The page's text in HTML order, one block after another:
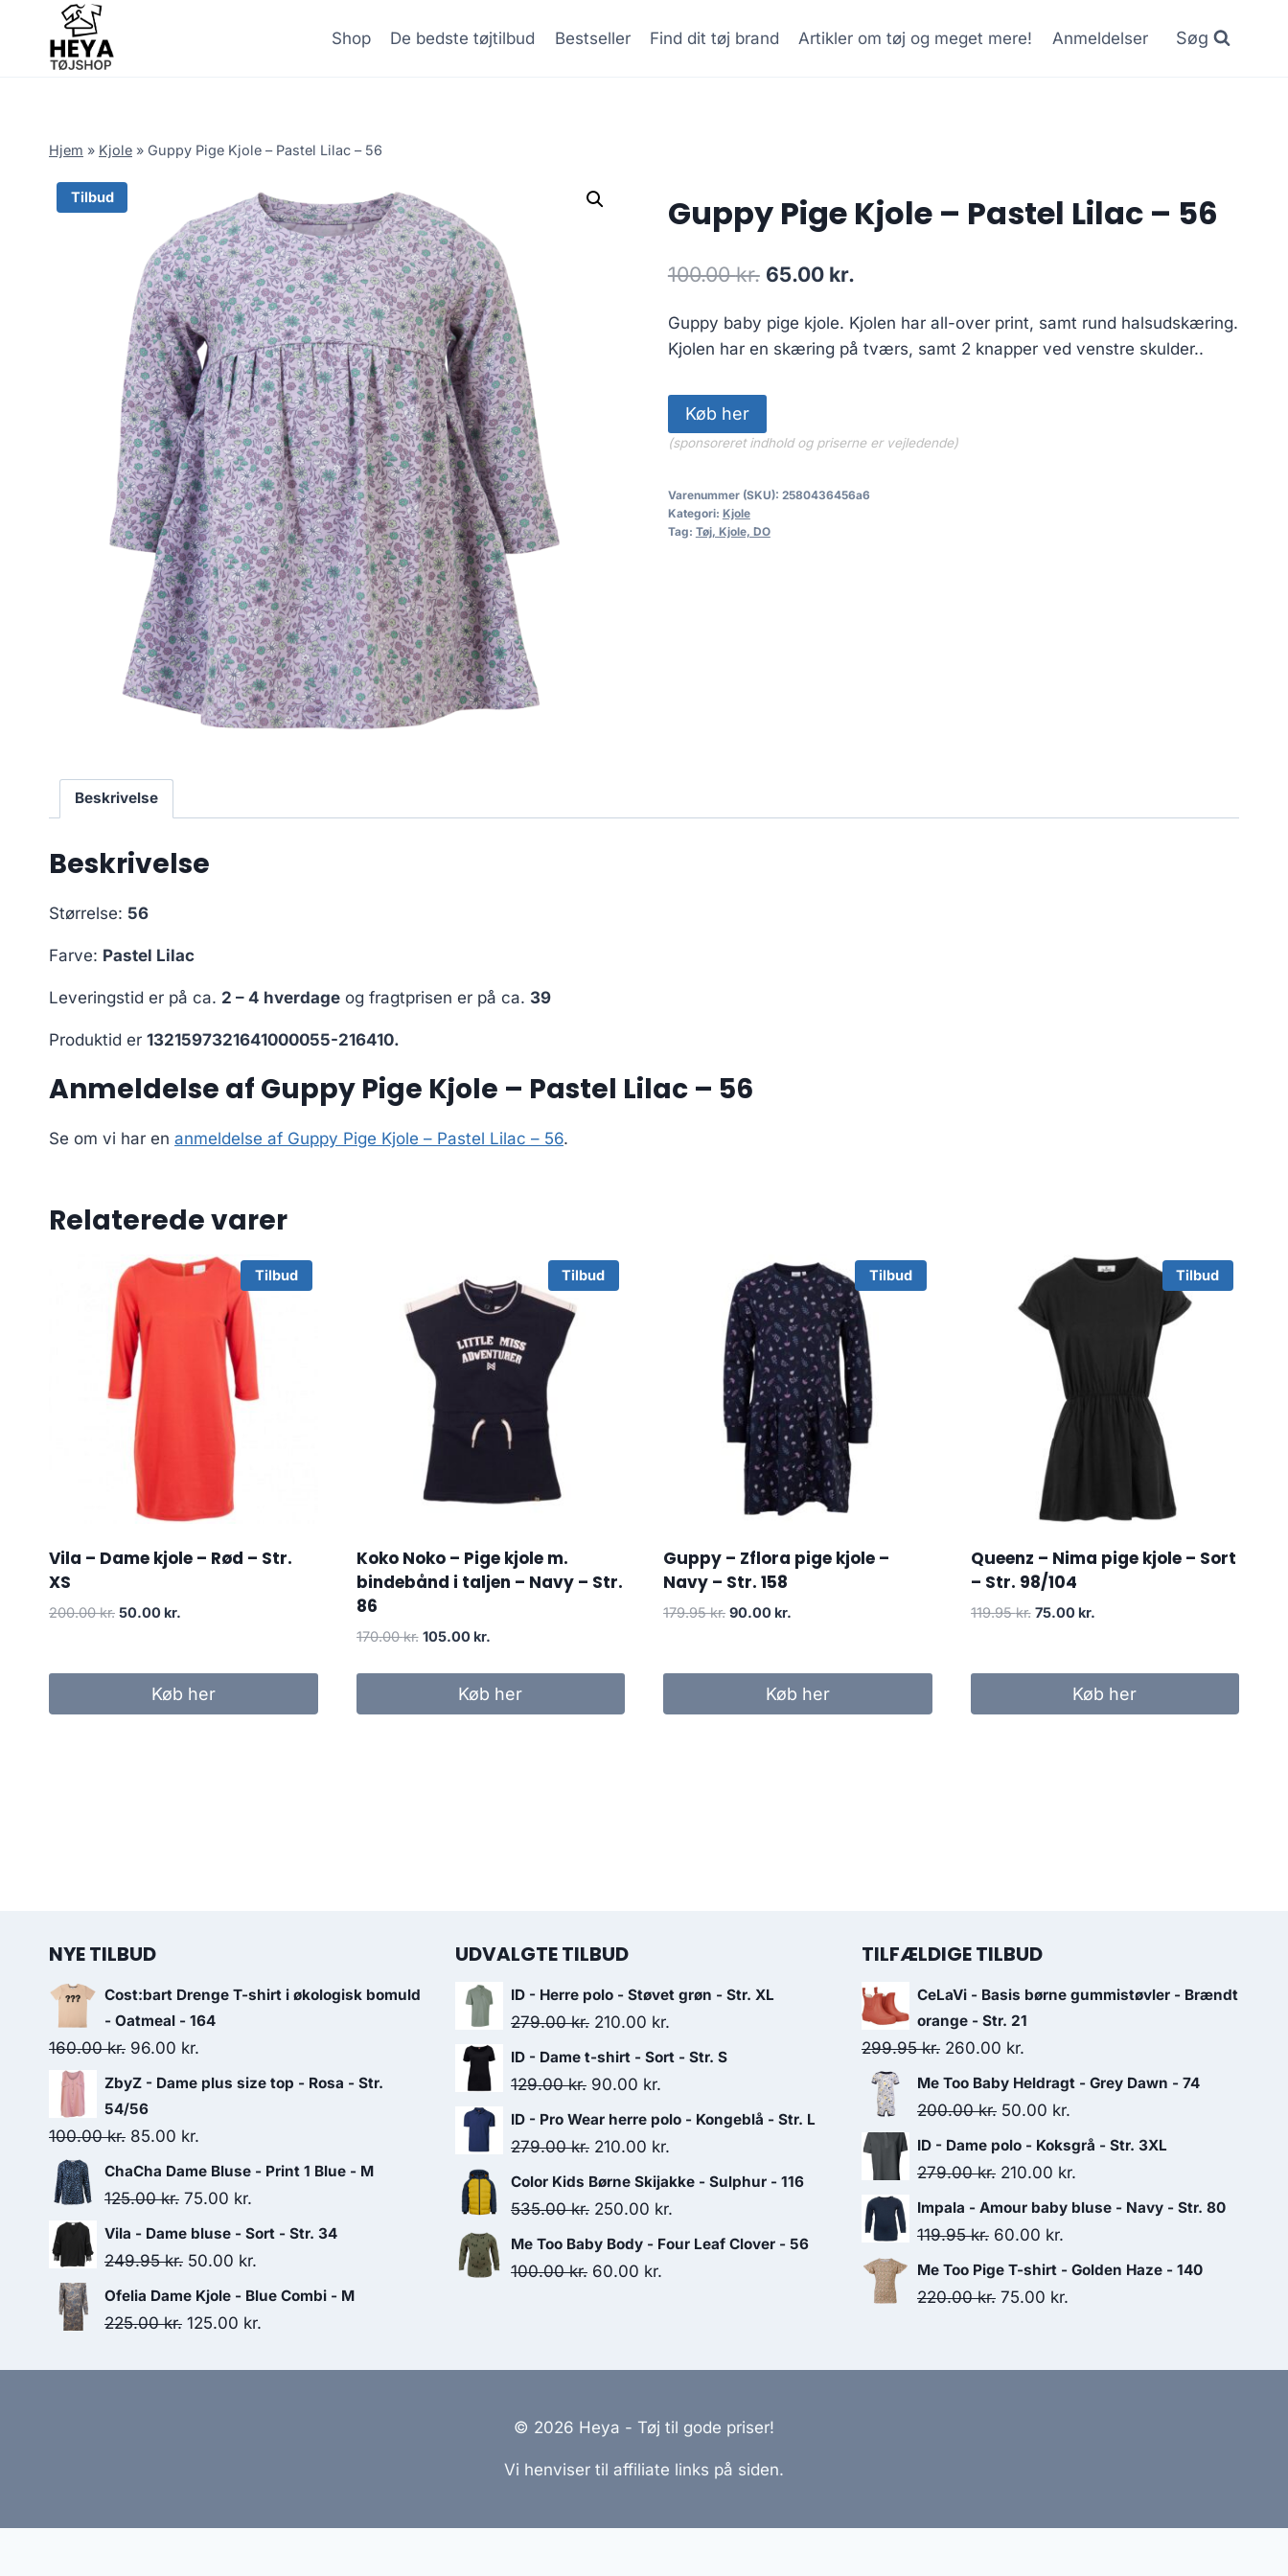
content
Shop De bedste tøjtilbud Bestseller Find dit tøj brand Artikler om tøj og meget mere! Anmeldelser Søg
Hjem » Kjole » Guppy Pige Kjole – Pastel Lilac – 56
Tilbud Guppy Pige Kjole – Pastel Lilac – 56
100.00kr. Original
was:
65.00 kr.
is:
Guppy baby pige kjole. Kjolen har all-over print, samt rund halsudskæring.
Kjolen har en skæring på tværs, samt 2 knapper ved venstre skulder..
Køb her
(sponsoreret indhold og priserne er vejledende)
Varenummer (SKU): 2580436456a6
Kategori: Kjole
Tag: Tøj, Kjole, DO
Beskrivelse
Beskrivelse
Størrelse: 56
Farve: Pastel Lilac
Leveringstid er på ca. 2 – 4 hverdage og fragtprisen er på ca. 39
Produktid er 1321597321641000055-216410.
Anmeldelse af Guppy Pige Kjole – Pastel Lilac – 56
Se om vi har en anmeldelse af Guppy Pige Kjole – Pastel Lilac – 56.
Relaterede varer
Tilbud
Vila – Dame kjole – Rød – Str.
XS
200.00kr. Original
200.00 kr..
50.00 kr.
50.00 kr..
Køb her
Tilbud
Koko Noko – Pige kjole m.
bindebånd i taljen – Navy – Str.
86
170.00kr. Original
170.00 kr..
105.00 kr.Current
105.00 kr..
Køb her
Tilbud
Guppy – Zflora pige kjole –
Navy – Str. 158
179.95kr. Original
179.95 kr..
90.00 kr.
90.00 kr..
Køb her
Tilbud
Queenz – Nima pige kjole – Sort
– Str. 98/104
119.95kr. Original
119.95 kr..
75.00 kr.Current
75.00 kr..
Køb her
NYE TILBUD
Cost:bart Drenge T-shirt i økologisk bomuld
- Oatmeal - 164
160.00kr. Original
price
was:
160.00 kr..
96.00 kr.
price
ZbyZ - Dame plus size top - Rosa - Str.
54/56
100.00kr. Original
price
was:
85.00 kr.
price
is:
ChaCha Dame Bluse - Print 1 Blue - M
125.00kr. Original
price
was:
75.00 kr.
price
is:
Vila - Dame bluse - Sort - Str. 34
249.95kr. Original
price
was:
50.00 kr.
price
is:
Ofelia Dame Kjole - Blue Combi - M
225.00kr. Original
125.00 kr.
UDVALGTE TILBUD
ID - Herre polo - Støvet grøn - Str. XL
279.00kr. Original
price
was:
210.00 kr.
price
ID - Dame t-shirt - Sort - Str. S
129.00kr. Original
price
was:
90.00 kr.
price
is:
ID - Pro Wear herre polo - Kongeblå - Str. L
279.00kr. Original
price
was:
210.00 kr.
price
Color Kids Børne Skijakke - Sulphur - 116
535.00kr. Original
price
was:
250.00 kr.
price
Me Too Baby Body - Four Leaf Clover - 56
100.00kr. Original
60.00 kr.
TILFÆLDIGE TILBUD
CeLaVi - Basis børne gummistøvler - Brændt
orange - Str. 21
299.95kr. Original
price
was:
260.00 kr.
price
is:
260.00 kr..
Me Too Baby Heldragt - Grey Dawn - 74
200.00kr. Original
price
was:
50.00 kr.
price
is:
ID - Dame polo - Koksgrå - Str. 3XL
279.00kr. Original
price
was:
210.00 kr.
price
Impala - Amour baby bluse - Navy - Str. 80
119.95kr. Original
price
was:
60.00 kr.
price
is:
Me Too Pige T-shirt - Golden Haze - 140
220.00kr. Original
75.00 kr.
© 2026 Heya - Tøj til gode priser!
Vi henviser til affiliate links på siden.